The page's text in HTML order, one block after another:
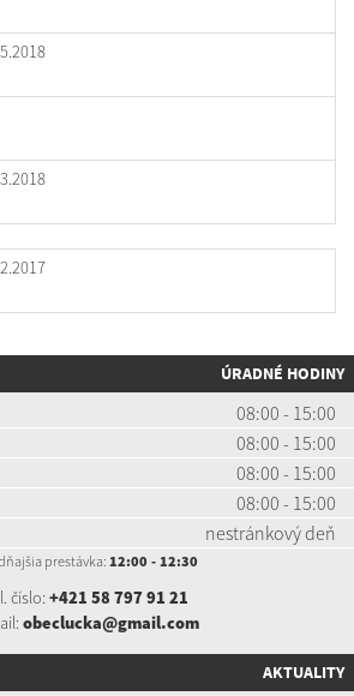
ÚRADNÉ HODINY
08:00 - 15:00
08:00 - 15:00
08:00 - 15:00
08:00 - 15:00
nestránkový deň
prestávka:12:00 - 12:30
číslo: +421 58 797 91 21
obeclucka@gmail.com
AKTUALITY